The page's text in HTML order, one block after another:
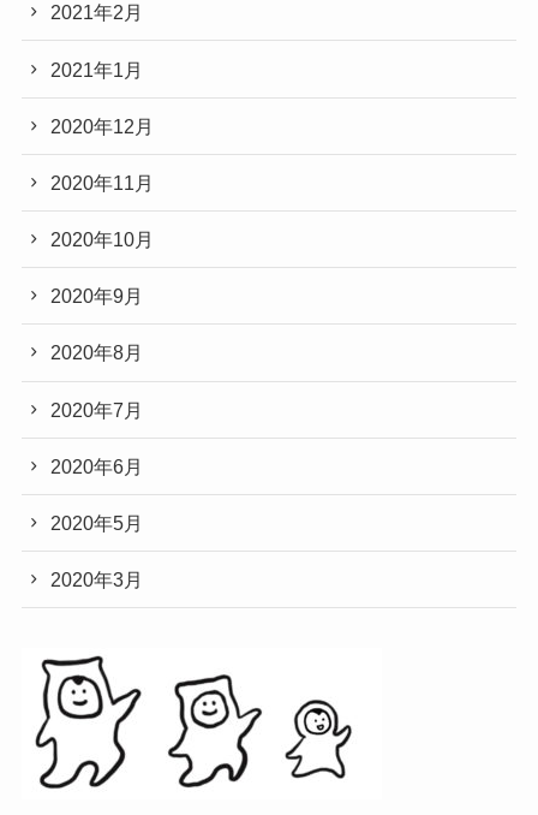
2021年2月
2021年1月
2020年12月
2020年11月
2020年10月
2020年9月
2020年8月
2020年7月
2020年6月
2020年5月
2020年3月